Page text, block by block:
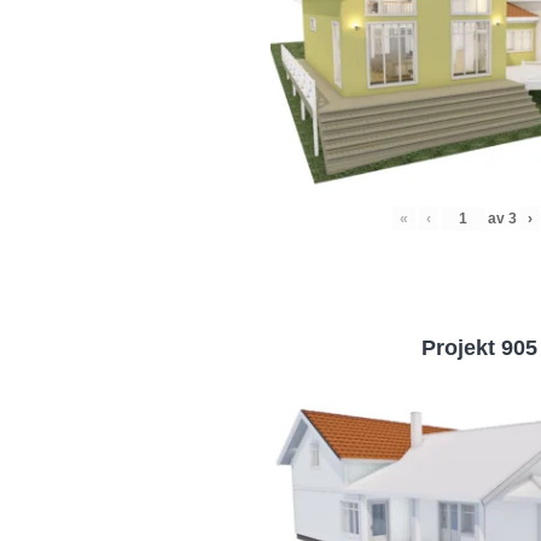
« ‹ av 3 ›
Projekt 905